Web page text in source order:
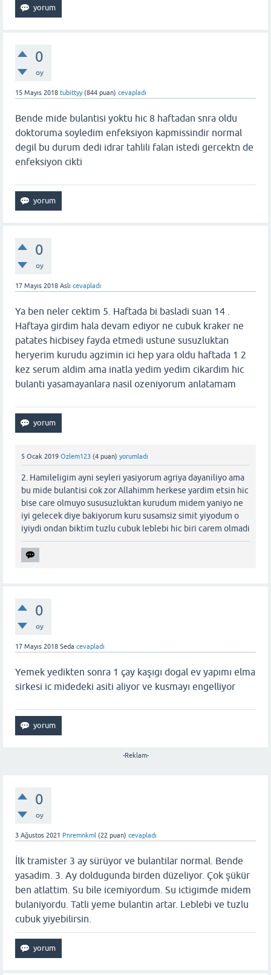
0
oy
15 Mayıs 2018 tubittyy (844 puan) cevapladı
Bende mide bulantisi yoktu hic 8 haftadan snra oldu
doktoruma soyledim enfeksiyon kapmissindir normal
degil bu durum dedi idrar tahlili falan istedi gercektn de
enfeksiyon cikti
0
oy
17 Mayıs 2018 Aslı cevapladı
Ya ben neler cektim 5. Haftada bi basladi suan 14 .
Haftaya girdim hala devam ediyor ne cubuk kraker ne
patates hicbisey fayda etmedi ustune susuzluktan
heryerim kurudu agzimin ici hep yara oldu haftada 1 2
kez serum aldim ama inatla yedim yedim cikardim hic
bulanti yasamayanlara nasil ozeniyorum anlatamam
5 Ocak 2019 Ozlem123 (4 puan) yorumladı
2. Hamileligim ayni seyleri yasiyorum agriya dayaniliyo ama
bu mide bulantisi cok zor Allahimm herkese yardim etsin hic
bise care olmuyo sususuzluktan kurudum midem yaniyo ne
iyi gelecek diye bakiyorum kuru susamsiz simit yiyodum o
iyiydi ondan biktim tuzlu cubuk leblebi hic biri carem olmadi
0
oy
17 Mayıs 2018 Seda cevapladı
Yemek yedikten sonra 1 çay kaşıgı dogal ev yapımı elma
sirkesi ic midedeki asiti aliyor ve kusmayı engelliyor
-Reklam-
0
oy
3 Ağustos 2021 Pnremnkml (22 puan) cevapladı
İlk tramister 3 ay sürüyor ve bulantilar normal. Bende
yasadim. 3. Ay doldugunda birden düzeliyor. Çok şükür
ben atlattim. Su bile icemiyordum. Su ictigimde midem
bulaniyordu. Tatli yeme bulantin artar. Leblebi ve tuzlu
cubuk yiyebilirsin.